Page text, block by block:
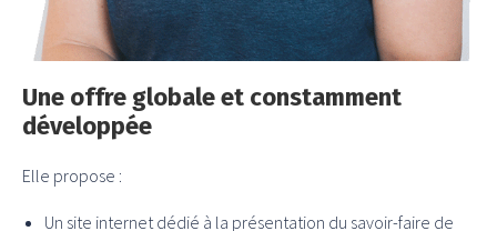
Une offre globale et constamment
développée
Elle propose :
Un site internet dédié à la présentation du savoir-faire de